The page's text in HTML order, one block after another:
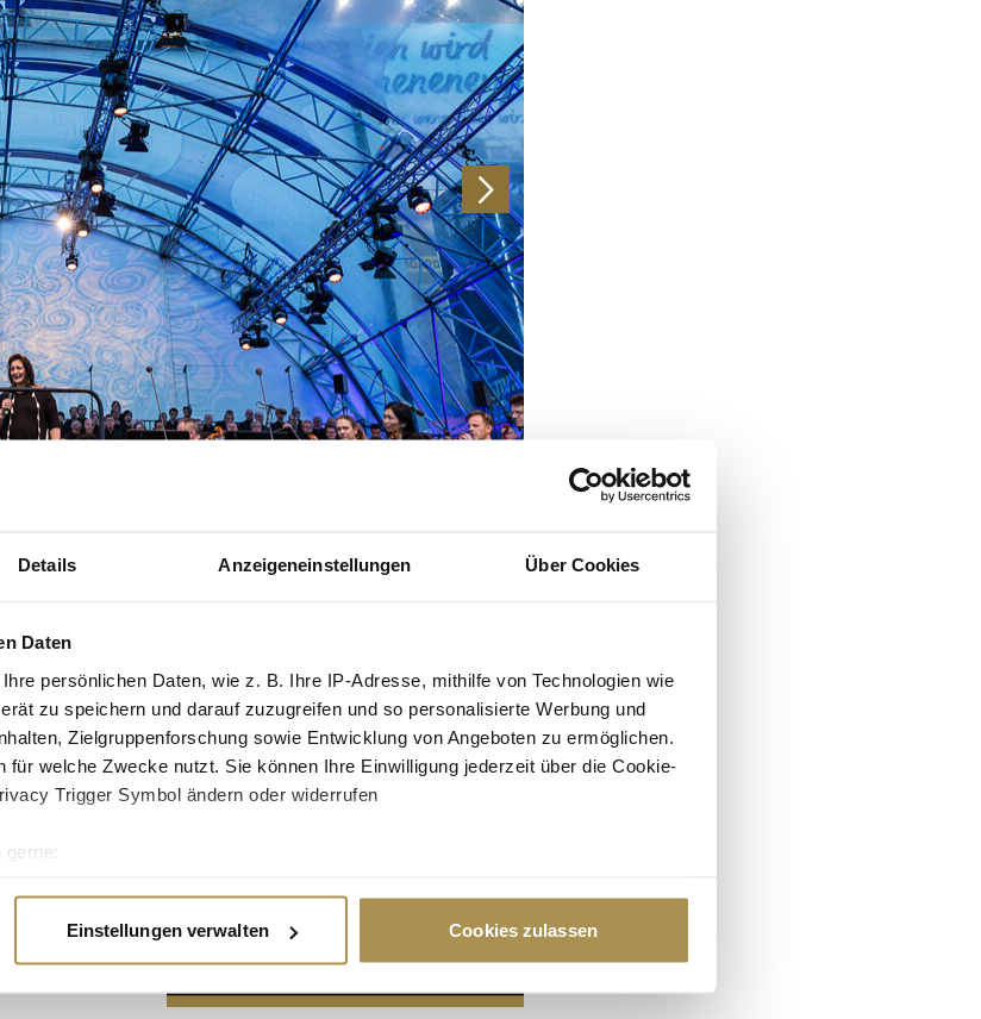
Details Anzeigeneinstellungen Über Cookies
Daten
persönlichen Daten, wie z. B. Ihre IP-Adresse, mithilfe von Technologien wie
zu speichern und darauf zuzugreifen und so personalisierte Werbung und
Zielgruppenforschung sowie Entwicklung von Angeboten zu ermöglichen.
für welche Zwecke nutzt. Sie können Ihre Einwilligung jederzeit über die Cookie-
Trigger Symbol ändern oder widerrufen
gerne:
Daten verarbeitet werden, und legen Sie Ihre Präferenzen im
Einstellungen verwalten Cookies zulassen
Advertisement